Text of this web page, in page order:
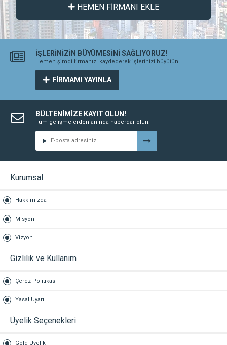
HEMEN FİRMANI EKLE
İŞLERİNİZİN BÜYÜMESİNİ SAĞLIYORUZ!
Hemen şimdi firmanızı kaydederek işlerinizi büyütün...
FİRMAMI YAYINLA
BÜLTENİMİZE KAYIT OLUN!
Tüm gelişmelerden anında haberdar olun.
Kurumsal
Hakkımızda
Misyon
Vizyon
Gizlilik ve Kullanım
Çerez Politikası
Yasal Uyarı
Üyelik Seçenekleri
Gold Üyelik